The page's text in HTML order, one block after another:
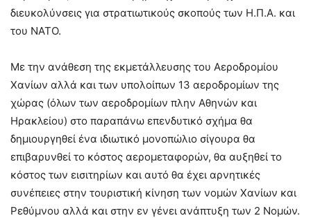
διευκολύνσεις για στρατιωτικούς σκοπούς των Η.Π.Α. και
του ΝΑΤΟ.
Με την ανάθεση της εκμετάλλευσης του Αεροδρομίου
Χανίων αλλά και των υπολοίπων 13 αεροδρομίων της
χώρας (όλων των αεροδρομίων πλην Αθηνών και
Ηρακλείου) στο παραπάνω επενδυτικό σχήμα θα
δημιουργηθεί ένα ιδιωτικό μονοπώλιο σίγουρα θα
επιβαρυνθεί το κόστος αερομεταφορών, θα αυξηθεί το
κόστος των εισιτηρίων και αυτό θα έχει αρνητικές
συνέπειες στην τουριστική κίνηση των νομών Χανίων και
Ρεθύμνου αλλά και στην εν γένει ανάπτυξη των 2 Νομών.